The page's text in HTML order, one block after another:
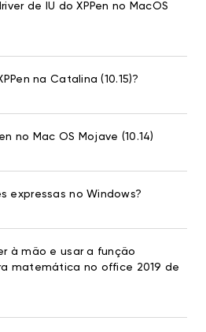
de IU do XPPen no MacOS
na Catalina (10.15)?
no Mac OS Mojave (10.14)
expressas no Windows?
à mão e usar a função
matemática no office 2019 de